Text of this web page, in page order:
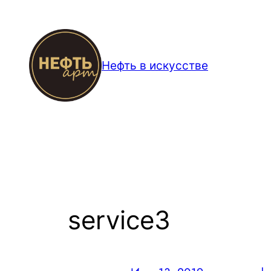
содержимому
Нефть в искусстве
service3